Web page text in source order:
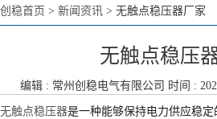
创稳首页 > 新闻资讯 > 无触点稳压器厂家
无触点稳压
编辑 : 常州创稳电气有限公司 时间 :
无触点稳压器是一种能够保持电力供应稳